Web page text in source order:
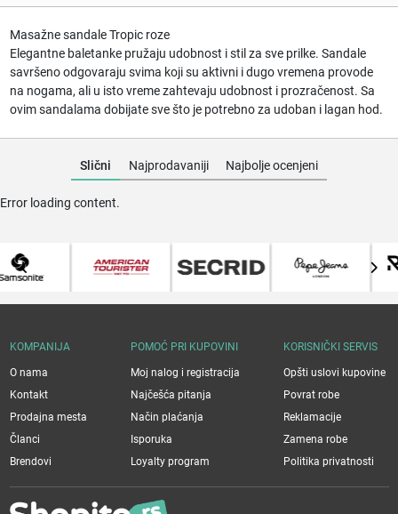
Masažne sandale Tropic roze
Elegantne baletanke pružaju udobnost i stil za sve prilke. Sandale
savršeno odgovaraju svima koji su aktivni i dugo vremena provode
na nogama, ali u isto vreme zahtevaju udobnost i prozračenost. Sa
ovim sandalama dobijate sve što je potrebno za udoban i lagan hod.
Slični Najprodavaniji Najbolje ocenjeni
Error loading content.
KOMPANIJA
O nama
Kontakt
Prodajna mesta
Članci
Brendovi
POMOĆ PRI KUPOVINI
Moj nalog i registracija
Najčešća pitanja
Način plaćanja
Isporuka
Loyalty program
KORISNIČKI SERVIS
Opšti uslovi kupovine
Povrat robe
Reklamacije
Zamena robe
Politika privatnosti